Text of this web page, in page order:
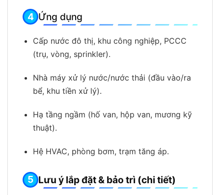
Ứng dụng
Cấp nước đô thị, khu công nghiệp, PCCC
(trụ, vòng, sprinkler).
Nhà máy xử lý nước/nước thải (đầu vào/ra
bể, khu tiền xử lý).
Hạ tầng ngầm (hố van, hộp van, mương kỹ
thuật).
Hệ HVAC, phòng bơm, trạm tăng áp.
Lưu ý lắp đặt & bảo trì (chi tiết)